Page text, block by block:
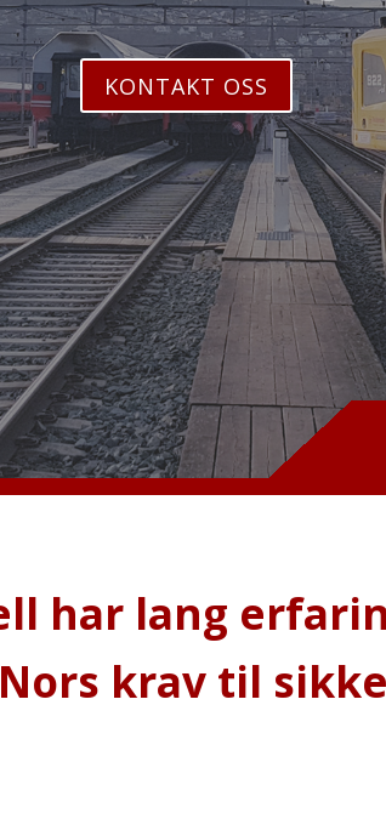
KONTAKT OSS
har lang
krav til